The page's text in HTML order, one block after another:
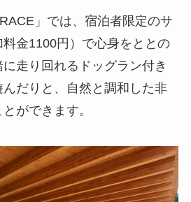
」では、宿泊者限定のサ
金1100円）で心身をととの
走り回れるドッグラン付き
だりと、自然と調和した非
ができます。